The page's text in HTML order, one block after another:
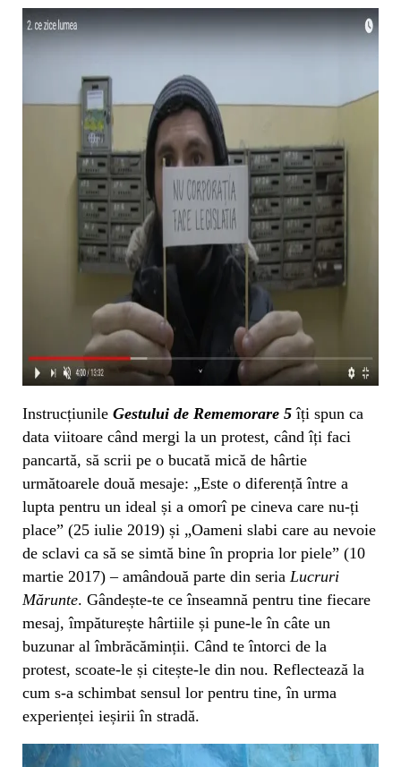
Instrucțiunile Gestului de Rememorare 5îți spun ca
data viitoare când mergi la un protest, când îți faci
pancartă, să scrii pe o bucată mică de hârtie
următoarele două mesaje: „Este o diferență între a
lupta pentru un ideal și a omorî pe cineva care nu-ți
place” (25 iulie 2019) și „Oameni slabi care au nevoie
de sclavi ca să se simtă bine în propria lor piele” (10
martie 2017) – amândouă parte din seria Lucruri
Mărunte. Gândește-te ce înseamnă pentru tine fiecare
mesaj, împăturește hârtiile și pune-le în câte un
buzunar al îmbrăcăminții. Când te întorci de la
protest, scoate-le și citește-le din nou. Reflectează la
cum s-a schimbat sensul lor pentru tine, în urma
experienței ieșirii în stradă.